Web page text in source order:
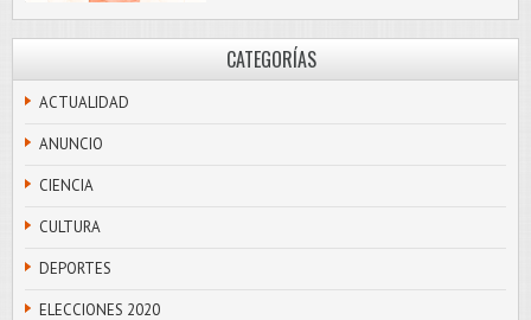
CATEGORÍAS
ACTUALIDAD
ANUNCIO
CIENCIA
CULTURA
DEPORTES
ELECCIONES 2020